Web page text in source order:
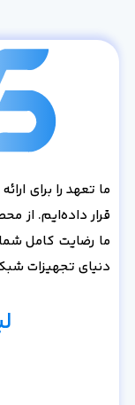
ما تعهد را برای
قرار داده‌ایم. از
ما رضایت کامل
دنیای تجهیزات